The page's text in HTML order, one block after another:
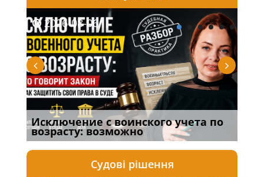
2026-08-06
Исключение с воинского учета по
возрасту: возможно
Судові рішення